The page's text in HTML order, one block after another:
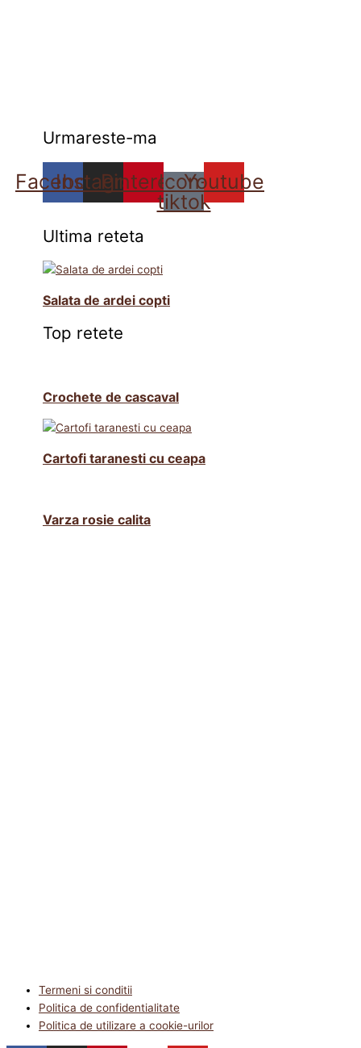
Urmareste-ma
Facebook
Instagram
Pinterest
Icon-
tiktok
Youtube
Ultima reteta
Salata de ardei copti
Top retete
Crochete de cascaval
Cartofi taranesti cu ceapa
Varza rosie calita
Termeni si conditii
Politica de confidentialitate
Politica de utilizare a cookie-urilor